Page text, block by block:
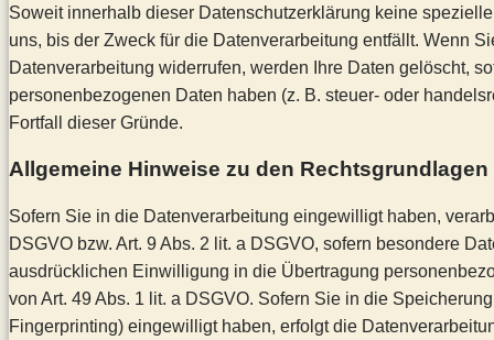
Soweit innerhalb dieser Datenschutzerklärung keine
uns, bis der Zweck für die Datenverarbeitung entfällt. Wenn
Datenverarbeitung widerrufen, werden Ihre Daten gelöscht,
personenbezogenen Daten haben (z. B. steuer- oder
Fortfall dieser Gründe.
Allgemeine Hinweise zu den
Sofern Sie in die Datenverarbeitung eingewilligt haben,
DSGVO bzw. Art. 9 Abs. 2 lit. a DSGVO, sofern besondere
ausdrücklichen Einwilligung in die Übertragung
von Art. 49 Abs. 1 lit. a DSGVO. Sofern Sie in die
Fingerprinting) eingewilligt haben, erfolgt die